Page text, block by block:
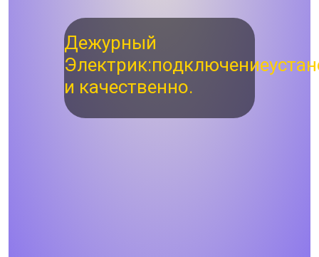
Дежурный
Электрик:подключение
и качественно.